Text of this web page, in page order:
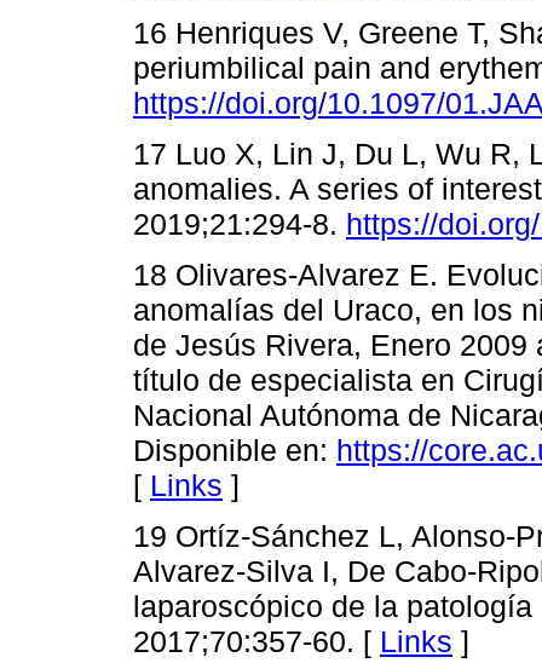
16 Henriques V, Greene T,
periumbilical pain and
https://doi.org/10.1097/
17 Luo X, Lin J, Du L, Wu R,
anomalies. A series of
2019;21:294-8. https://
18 Olivares-Alvarez E.
anomalías del Uraco, en los
de Jesús Rivera, Enero 2009
título de especialista en
Nacional Autónoma de
Disponible en: https://
[ Links ]
19 Ortíz-Sánchez L, Alonso-
Alvarez-Silva I, De Cabo-
laparoscópico de la
2017;70:357-60. [ Links ]